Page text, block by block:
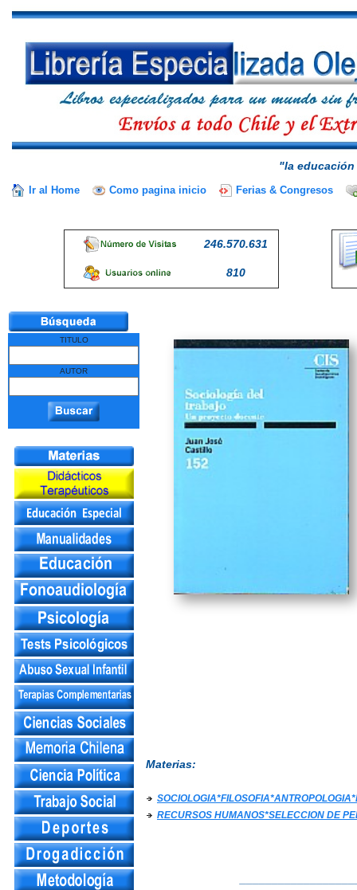
"la
Ir al Home Como pagina inicio Ferias & Congresos
246.570.631
810
TITULO
AUTOR
Materias:
RECURSOS HUMANOS*SELECCION DE